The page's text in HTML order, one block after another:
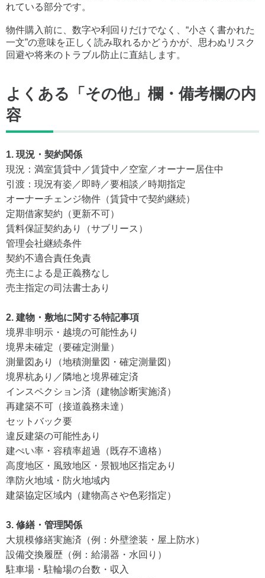
れている部分です。
物件購入前に、数字や利回りだけでなく、“小さく書かれた
一文”の意味を正しく読み取れるかどうかが、思わぬリスク
回避や将来のトラブル防止に直結します。
よくある「その他」欄・備考欄の内
容
1. 現況・契約関係
現況：満室賃貸中／賃貸中／空室／オーナー居住中
引渡：現況有姿／即時／要相談／時期指定
オーナーチェンジ物件（賃貸中で契約継続）
定期借家契約（更新不可）
賃料保証契約あり（サブリース）
管理会社継続条件
契約不適合責任免責
売主による是正義務なし
売主指定の司法書士あり
2. 建物・敷地に関する特記事項
境界非明示・越境の可能性あり
境界未確定（要確定測量）
測量図あり（地積測量図・確定測量図）
境界杭あり／隣地と境界確定済
インスペクション済（建物診断実施済）
再建築不可（接道義務未達）
セットバック要
違反建築の可能性あり
建ぺい率・容積率超過（既存不適格）
高度地区・風致地区・景観地区指定あり
準防火地域・防火地域内
建築協定区域内（建物高さや色彩指定）
3. 修繕・管理関係
大規模修繕実施済（例：外壁塗装・屋上防水）
設備交換履歴（例：給湯器・水回り）
駐車場・駐輪場の台数・収入